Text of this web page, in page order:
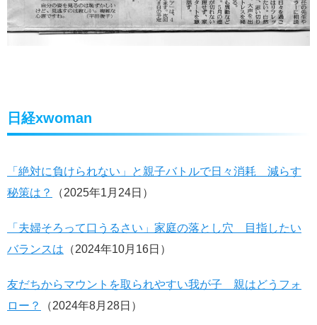
日経xwoman
「絶対に負けられない」と親子バトルで日々消耗 減らす
秘策は？
（2025年1月24日）
「夫婦そろって口うるさい」家庭の落とし穴 目指したい
バランスは （2024年10月16日）
友だちからマウントを取られやすい我が子 親はどうフォ
ロー？
（2024年8月28日）